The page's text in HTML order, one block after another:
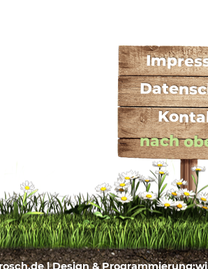
nach
| Design & Programmierung: